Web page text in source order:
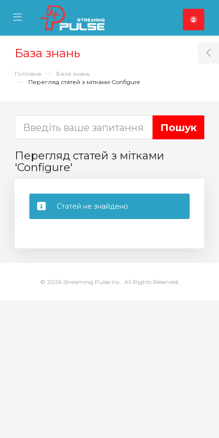
Mobile Menu
Mobile Menu
База знань
Головна
База знань
Перегляд статей з мітками Configure
Перегляд статей з мітками
'Configure'
Статей не знайдено
© 2026 Streaming Pulse Inc.. All Rights Reserved.